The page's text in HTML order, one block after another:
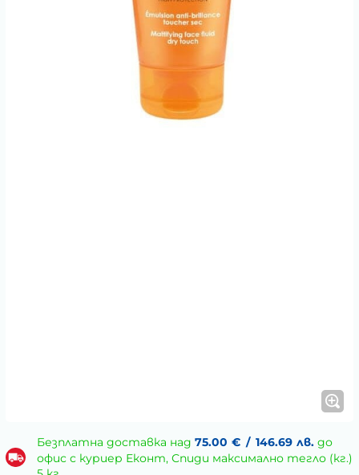
Безплатна доставка над 75.00 € / 146.69 лв.до
офис с куриер Еконт, Спиди максимално тегло (кг.)